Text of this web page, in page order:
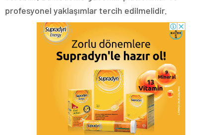
profesyonel yaklaşımlar tercih edilmelidir.